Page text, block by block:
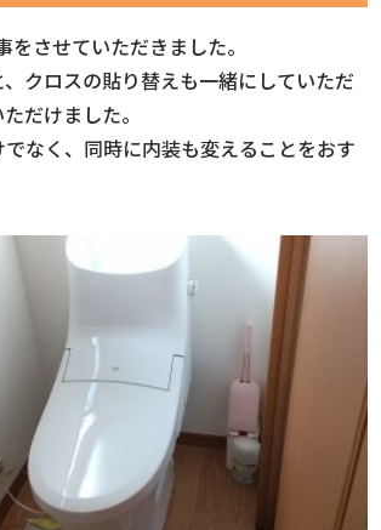
をさせていただきました。
クロスの貼り替えも一緒にしていただ
だけました。
でなく、同時に内装も変えることをおす